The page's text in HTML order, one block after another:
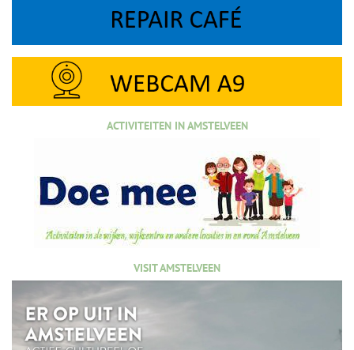
ACTIVITEITEN IN AMSTELVEEN
VISIT AMSTELVEEN